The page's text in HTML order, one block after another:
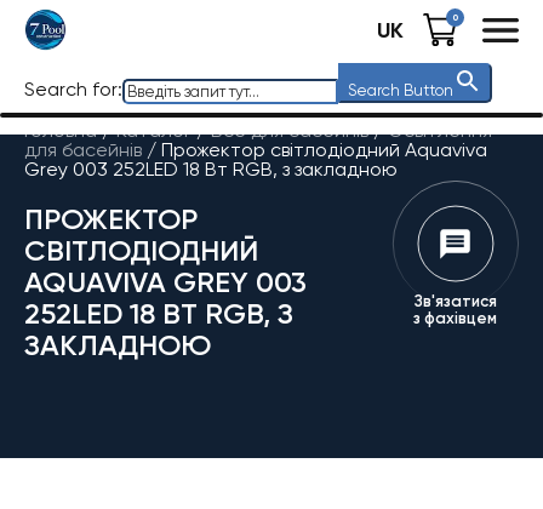
UK 0
Search for: Search Button
Головна / Каталог/Все для басейнів/Освітлення
для басейнів / Прожектор світлодіодний Aquaviva
Grey 003 252LED 18 Вт RGB, з закладною
ПРОЖЕКТОР
СВІТЛОДІОДНИЙ
AQUAVIVA GREY 003
252LED 18 ВТ RGB, З
ЗАКЛАДНОЮ
Зв'язатися
з фахівцем